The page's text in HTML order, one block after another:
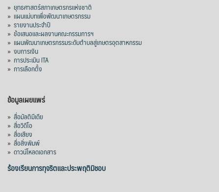
» ยุทธศาสตร์สภาเกษตรกรแห่งชาติ
» แผนแม่บทเพื่อพัฒนาเกษตรกรรม
» รายงานประจำปี
» ข้อเสนอและผลงานคณะกรรมการฯ
» แผนพัฒนาเกษตรกรรมระดับตำบลสู่เกษตรอุตสาหกรรม
» งบการเงิน
» การประเมิน ITA
» การเลือกตั้ง
ข้อมูลเผยแพร่
» สื่อมัลติมีเดีย
» สื่อวิดีโอ
» สื่อเสียง
» สื่อสิ่งพิมพ์
» ดาวน์โหลดเอกสาร
ร้องเรียนการทุจริตและประพฤติมิชอบ